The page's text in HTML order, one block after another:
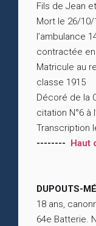
Fils de Jean
Mort le 26/
l’ambulance
contractée
Matricule au
classe 1915
Décoré de la
citation N°6 à
Transcription
-------- Haut
DUPOUTS-
18 ans,
64e Batterie.